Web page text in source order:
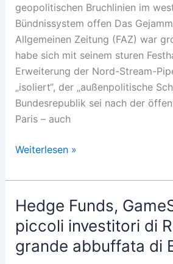
geopolitischen Bruchlinien im
Bündnissystem offen Das
Allgemeinen Zeitung (FAZ) war
habe sich mit seinem sturen
Erweiterung der Nord-Stream-
„isoliert“, der „außenpolitische
Bundesrepublik sei nach der
Paris – auch
Transatlantischer
Weiterlesen »
Hedge Funds,
piccoli investitori di
grande abbuffata di